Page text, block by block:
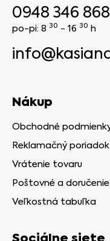
0948 346 868
po-pi: 8 30 - 16 30 h
Nákup
Obchodné
Reklamačný poriadok
Vrátenie tovaru
Poštovné a doručenie
Veľkostná tabuľka